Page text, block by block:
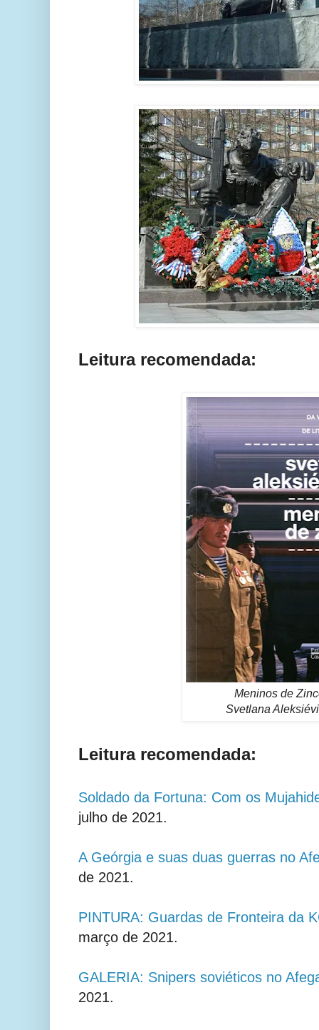
Leitura recomendada:
Meninos de
Svetlana
Leitura recomendada:
Soldado da Fortuna: Com os
julho de 2021.
A Geórgia e suas duas guerras no
de 2021.
PINTURA: Guardas de Fronteira da
março de 2021.
GALERIA: Snipers soviéticos no
2021.